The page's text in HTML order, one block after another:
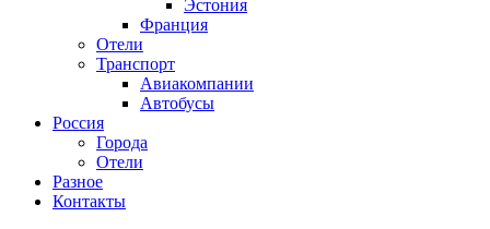
Эстония
Франция
Отели
Транспорт
Авиакомпании
Автобусы
Россия
Города
Отели
Разное
Контакты